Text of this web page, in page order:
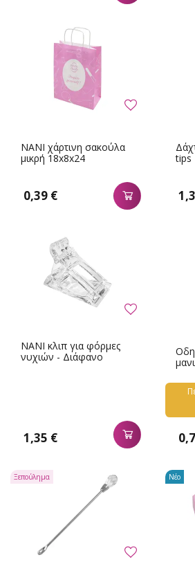
NANI χάρτινη σακούλα
μικρή 18x8x24
0,39 €
tips
NANI κλιπ για φόρμες
νυχιών - Διάφανο
1,35 €
Ξεπούλημα Νέο